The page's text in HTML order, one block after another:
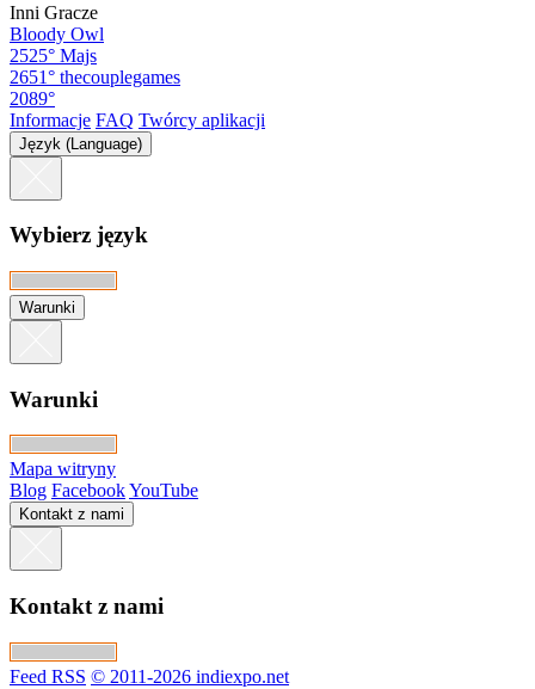
Inni Gracze
Bloody Owl
2525° Majs
2651° thecouplegames
2089°
Informacje FAQ Twórcy aplikacji
Język (Language)
Wybierz język
Warunki
Warunki
Mapa witryny
Blog FacebookYouTube
Kontakt z nami
Kontakt z nami
Feed RSS © 2011-2026 indiexpo.net